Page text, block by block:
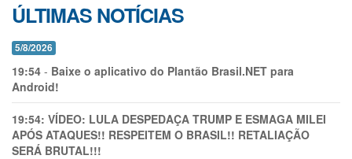
ÚLTIMAS NOTÍCIAS
5/8/2026
19:54 - Baixe o aplicativo do Plantão Brasil.NET para
Android!
19:54: VÍDEO: LULA DESPEDAÇA TRUMP E ESMAGA MILEI
APÓS ATAQUES!! RESPEITEM O BRASIL!! RETALIAÇÃO
SERÁ BRUTAL!!!